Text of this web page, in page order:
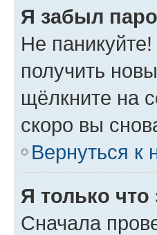
Я забыл
Не
получить
щёлкните на
скоро вы
Вернуться к
Я только что
Сначала